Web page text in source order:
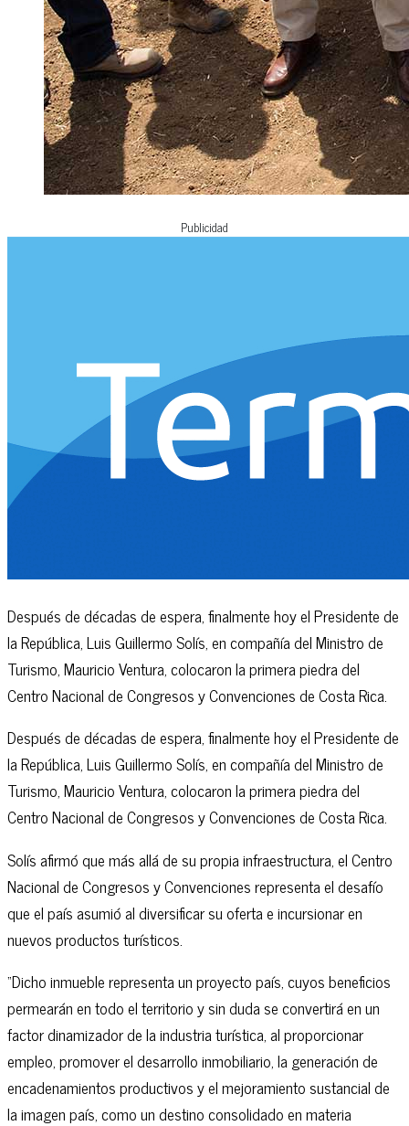
Publicidad
Después de décadas de espera, finalmente hoy el Presidente de
la República, Luis Guillermo Solís, en compañía del Ministro de
Turismo, Mauricio Ventura, colocaron la primera piedra del
Centro Nacional de Congresos y Convenciones de Costa Rica.
Después de décadas de espera, finalmente hoy el Presidente de
la República, Luis Guillermo Solís, en compañía del Ministro de
Turismo, Mauricio Ventura, colocaron la primera piedra del
Centro Nacional de Congresos y Convenciones de Costa Rica.
Solís afirmó que más allá de su propia infraestructura, el Centro
Nacional de Congresos y Convenciones representa el desafío
que el país asumió al diversificar su oferta e incursionar en
nuevos productos turísticos.
“Dicho inmueble representa un proyecto país, cuyos beneficios
permearán en todo el territorio y sin duda se convertirá en un
factor dinamizador de la industria turística, al proporcionar
empleo, promover el desarrollo inmobiliario, la generación de
encadenamientos productivos y el mejoramiento sustancial de
la imagen país, como un destino consolidado en materia